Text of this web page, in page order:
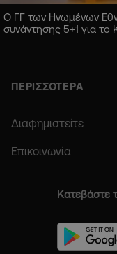
Ο ΓΓ των Ηνωμένων
συνάντησης 5+1 για το
ΠΕΡΙΣΣΟΤΕΡΑ
Διαφημιστείτε
Επικοινωνία
Κατεβάστε